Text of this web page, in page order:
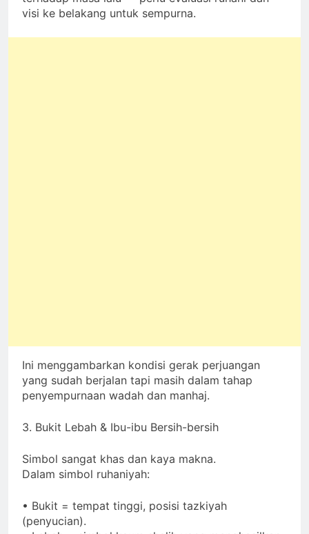
visi ke belakang untuk sempurna.
Ini menggambarkan kondisi gerak perjuangan
yang sudah berjalan tapi masih dalam tahap
penyempurnaan wadah dan manhaj.
3. Bukit Lebah & Ibu-ibu Bersih-bersih
Simbol sangat khas dan kaya makna.
Dalam simbol ruhaniyah:
• Bukit = tempat tinggi, posisi tazkiyah
(penyucian).